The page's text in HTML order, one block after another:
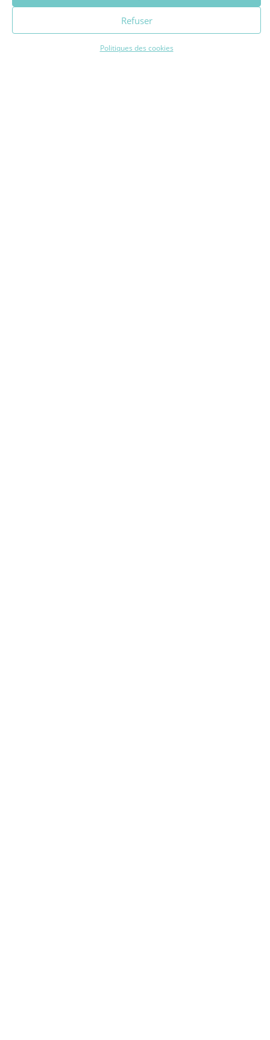
Refuser
Politiques des cookies
Voir la programmation complète par dates